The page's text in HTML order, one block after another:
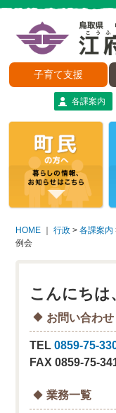
子育て支援
各課案内
HOME ｜行政 >各課案内
例会
こんにちは
お問い合わせ
TEL0859-75-
FAX 0859-75-
業務一覧